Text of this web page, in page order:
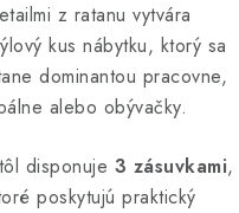
z ratanu vytvára
kus nábytku, ktorý sa
dominantou pracovne,
alebo obývačky.
disponuje 3 zásuvkami,
poskytujú praktický